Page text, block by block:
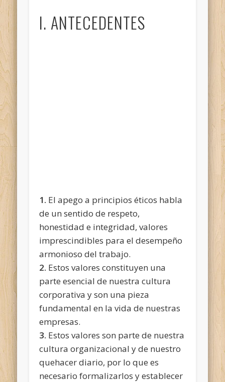
I. ANTECEDENTES
1. El apego a principios éticos habla
de un sentido de respeto,
honestidad e integridad, valores
imprescindibles para el desempeño
armonioso del trabajo.
2. Estos valores constituyen una
parte esencial de nuestra cultura
corporativa y son una pieza
fundamental en la vida de nuestras
empresas.
3. Estos valores son parte de nuestra
cultura organizacional y de nuestro
quehacer diario, por lo que es
necesario formalizarlos y establecer